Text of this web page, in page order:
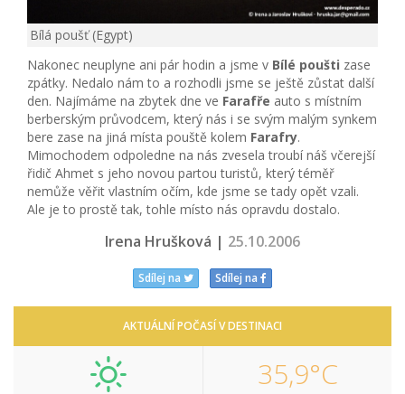
Bílá poušť (Egypt)
Nakonec neuplyne ani pár hodin a jsme v Bílé poušti zase
zpátky. Nedalo nám to a rozhodli jsme se ještě zůstat další
den. Najímáme na zbytek dne ve Farafře auto s místním
berberským průvodcem, který nás i se svým malým synkem
bere zase na jiná místa pouště kolem Farafry.
Mimochodem odpoledne na nás zvesela troubí náš včerejší
řidič Ahmet s jeho novou partou turistů, který téměř
nemůže věřit vlastním očím, kde jsme se tady opět vzali.
Ale je to prostě tak, tohle místo nás opravdu dostalo.
Irena Hrušková | 25.10.2006
Sdílej na Sdílej na
AKTUÁLNÍ POČASÍ V DESTINACI
35,9°C